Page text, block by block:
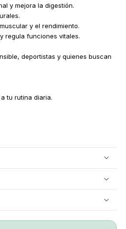
y mejora la digestión.
y el rendimiento.
regula funciones vitales.
deportistas y quienes buscan
tu rutina diaria.